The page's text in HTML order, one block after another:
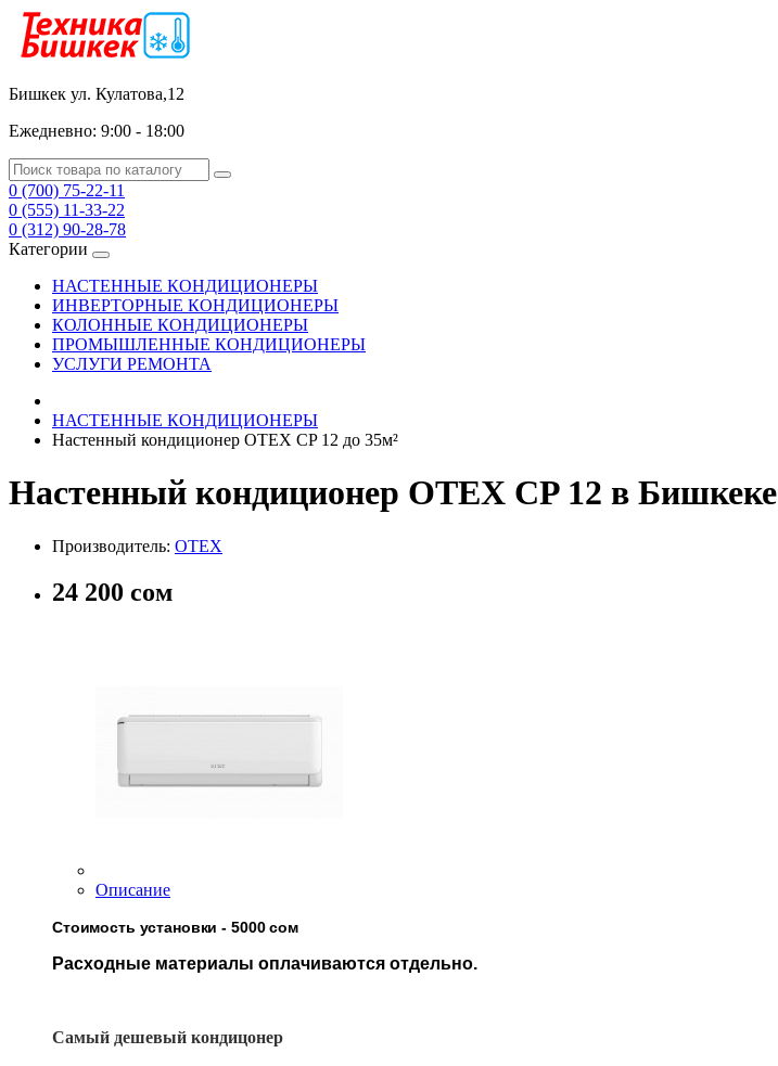
Бишкек ул. Кулатова,12
Ежедневно: 9:00 - 18:00
0 (700) 75-22-11
0 (555) 11-33-22
0 (312) 90-28-78
Категории
НАСТЕННЫЕ КОНДИЦИОНЕРЫ
ИНВЕРТОРНЫЕ КОНДИЦИОНЕРЫ
КОЛОННЫЕ КОНДИЦИОНЕРЫ
ПРОМЫШЛЕННЫЕ КОНДИЦИОНЕРЫ
УСЛУГИ РЕМОНТА
НАСТЕННЫЕ КОНДИЦИОНЕРЫ
Настенный кондиционер OTEX CP 12 до 35м²
Настенный кондиционер OTEX CP 12 в Бишкеке
Производитель: OTEX
24 200 сом
Описание
Стоимость установки - 5000 сом
Расходные материалы оплачиваются отдельно.
Самый дешевый кондицонер